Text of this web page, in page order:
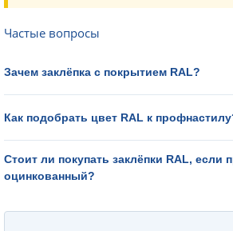
Частые вопросы
Зачем заклёпка с покрытием RAL?
Как подобрать цвет RAL к
Стоит ли покупать заклёпки RAL, если
оцинкованный?